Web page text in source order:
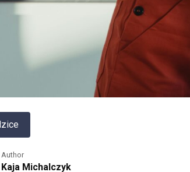
Author
Kaja Michalczyk